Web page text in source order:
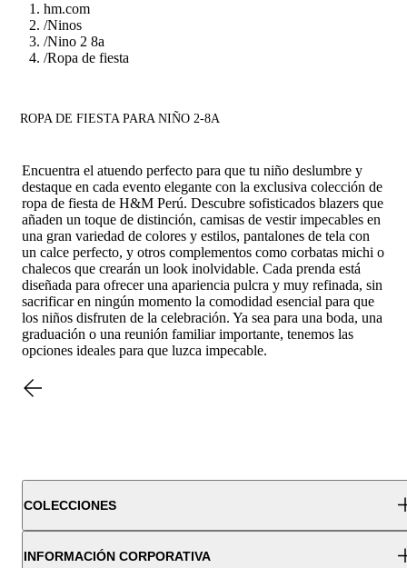
hm.com
/Ninos
/Nino 2 8a
/Ropa de fiesta
ROPA DE FIESTA PARA NIÑO 2-8A
Encuentra el atuendo perfecto para que tu niño deslumbre y
destaque en cada evento elegante con la exclusiva colección de
ropa de fiesta de H&M Perú. Descubre sofisticados blazers que
añaden un toque de distinción, camisas de vestir impecables en
una gran variedad de colores y estilos, pantalones de tela con
un calce perfecto, y otros complementos como corbatas michi o
chalecos que crearán un look inolvidable. Cada prenda está
diseñada para ofrecer una apariencia pulcra y muy refinada, sin
sacrificar en ningún momento la comodidad esencial para que
los niños disfruten de la celebración. Ya sea para una boda, una
graduación o una reunión familiar importante, tenemos las
opciones ideales para que luzca impecable.
COLECCIONES
INFORMACIÓN CORPORATIVA